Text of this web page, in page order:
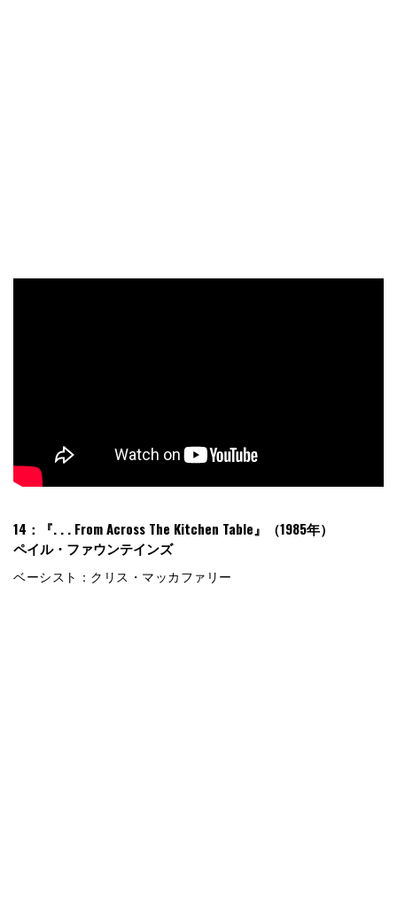
14：『. . . From Across The Kitchen Table』（1985年）
ペイル・ファウンテインズ
ベーシスト：クリス・マッカファリー